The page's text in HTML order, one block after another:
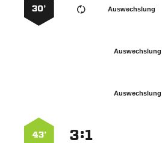
Auswechslung
30’
Auswechslung
Auswechslung
:
43’